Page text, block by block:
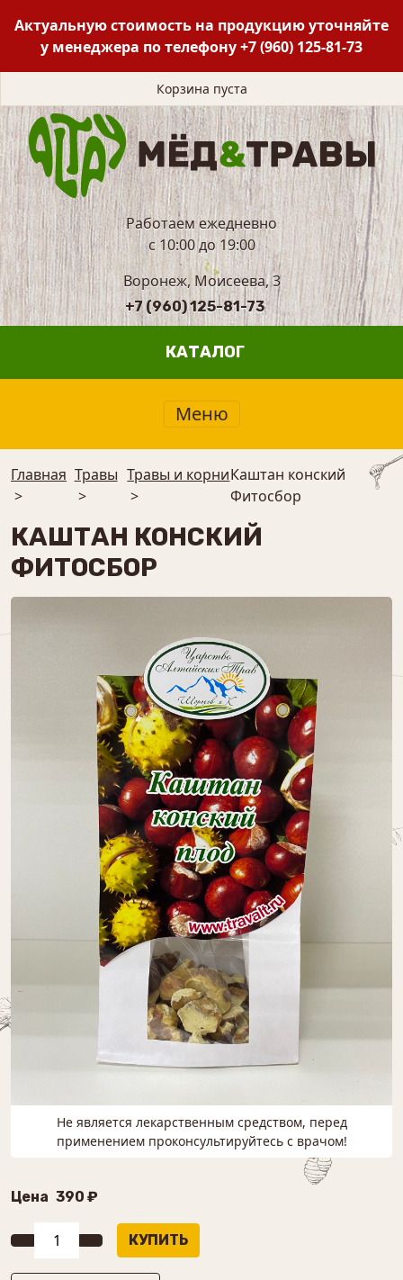
Актуальную стоимость на продукцию уточняйте
у менеджера по телефону+7 (960) 125-81-73
Корзина пуста
Работаем ежедневно
с 10:00 до 19:00
Воронеж, Моисеева, 3
+7 (960) 125-81-73
КАТАЛОГ
Меню
Главная
>
Травы
>
Травы и корни
>
Каштан конский
Фитосбор
КАШТАН КОНСКИЙ
ФИТОСБОР
Не является лекарственным средством, перед
применением проконсультируйтесь с врачом!
Цена 390 ₽